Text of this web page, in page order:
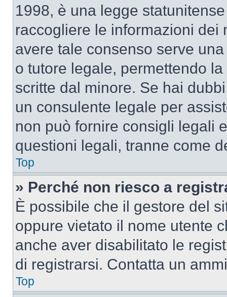
1998, è una legge
raccogliere le informazioni dei
avere tale consenso serve
o tutore legale, permettendo
scritte dal minore. Se hai
un consulente legale per
non può fornire consigli legali
questioni legali, tranne come
Top
» Perché non riesco a
È possibile che il gestore del
oppure vietato il nome utente
anche aver disabilitato le
di registrarsi. Contatta un
Top